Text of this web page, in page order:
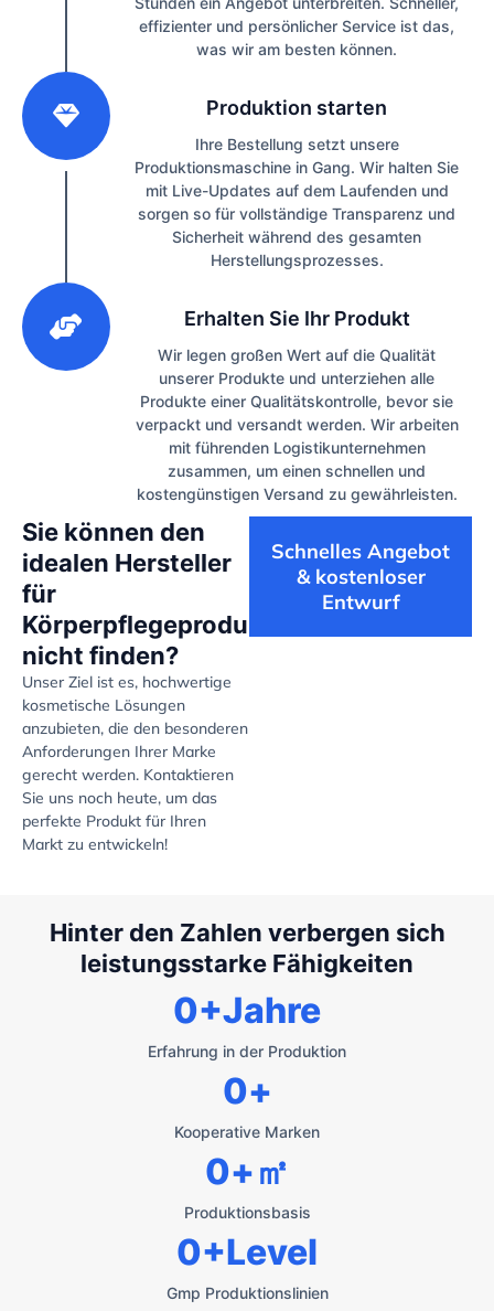
effizienter und persönlicher Service ist das,
was wir am besten können.
Produktion starten
Ihre Bestellung setzt unsere
Produktionsmaschine in Gang. Wir halten Sie
mit Live-Updates auf dem Laufenden und
sorgen so für vollständige Transparenz und
Sicherheit während des gesamten
Herstellungsprozesses.
Erhalten Sie Ihr Produkt
Wir legen großen Wert auf die Qualität
unserer Produkte und unterziehen alle
Produkte einer Qualitätskontrolle, bevor sie
verpackt und versandt werden. Wir arbeiten
mit führenden Logistikunternehmen
zusammen, um einen schnellen und
kostengünstigen Versand zu gewährleisten.
Sie können den
idealen Hersteller
für
Körperpflegeprodukte
nicht finden?
Unser Ziel ist es, hochwertige
kosmetische Lösungen
anzubieten, die den besonderen
Anforderungen Ihrer Marke
gerecht werden. Kontaktieren
Sie uns noch heute, um das
perfekte Produkt für Ihren
Markt zu entwickeln!
Schnelles Angebot
& kostenloser
Entwurf
Hinter den Zahlen verbergen sich
leistungsstarke Fähigkeiten
Erfahrung in der Produktion
0+Jahre
Kooperative Marken
0+
Produktionsbasis
0+㎡
Gmp Produktionslinien
0+Level